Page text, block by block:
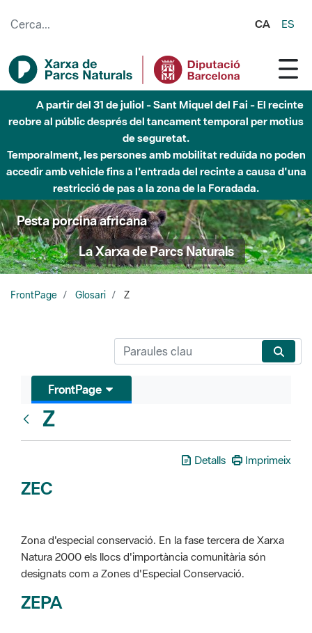
CA ES
A partir del 31 de juliol - Sant Miquel del Fai - El recinte
reobre al públic després del tancament temporal per motius
de seguretat.
Temporalment, les persones amb mobilitat reduïda no poden
accedir amb vehicle fins a l'entrada del recinte a causa d'una
restricció de pas a la zona de la Foradada.
Pesta porcina africana
La Xarxa de Parcs Naturals
FrontPage Glosari Z
FrontPage
Z
Detalls Imprimeix
ZEC
Zona d'especial conservació. En la fase tercera de Xarxa
Natura 2000 els llocs d'importància comunitària són
designats com a Zones d'Especial Conservació.
ZEPA